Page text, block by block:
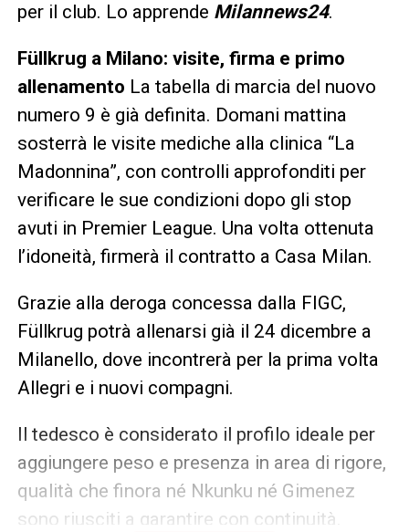
per il club. Lo apprende Milannews24.
Füllkrug a Milano: visite, firma e primo
allenamento La tabella di marcia del nuovo
numero 9 è già definita. Domani mattina
sosterrà le visite mediche alla clinica “La
Madonnina”, con controlli approfonditi per
verificare le sue condizioni dopo gli stop
avuti in Premier League. Una volta ottenuta
l’idoneità, firmerà il contratto a Casa Milan.
Grazie alla deroga concessa dalla FIGC,
Füllkrug potrà allenarsi già il 24 dicembre a
Milanello, dove incontrerà per la prima volta
Allegri e i nuovi compagni.
Il tedesco è considerato il profilo ideale per
aggiungere peso e presenza in area di rigore,
qualità che finora né Nkunku né Gimenez
sono riusciti a garantire con continuità.